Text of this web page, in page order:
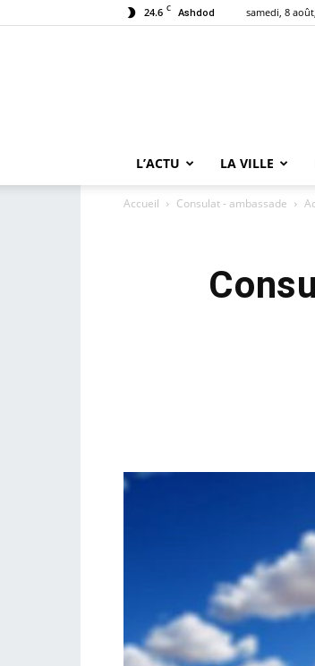
24.6 C Ashdod samedi, 8
L’ACTU LA VILLE
Accueil Consulat - ambassade